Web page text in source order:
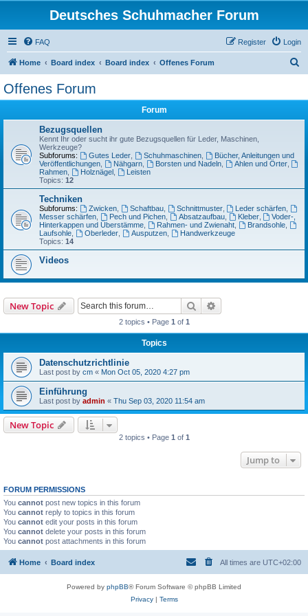
Deutsches Schuhmacher Forum
FAQ Login
Register
Home Board index Board index Offenes Forum
Offenes Forum
Forum
Bezugsquellen
Kennt Ihr oder sucht ihr gute Bezugsquellen für Leder, Maschinen,
Werkzeuge?
Subforums:
Gutes Leder, Schuhmaschinen,
Bücher, Anleitungen und
Veröffentlichungen
Nähgarn, Borsten und Nadeln, Ahlen und Örter,
Rahmen
Holznägel,
Leisten
Topics: 12
Techniken
Subforums: Zwicken, Schaftbau, Schnittmuster, Leder schärfen
Messer schärfen
Pech und Pichen, Absatzaufbau, Kleber,
Voder-,
Hinterkappen und Überstämme
Rahmen- und Zwienaht, Brandsohle,
Laufsohle
Oberleder, Ausputzen,
Handwerkzeuge
Topics: 14
Videos
New Topic Search
2 topics • Page 1 of 1
Topics
Datenschutzrichtlinie
Last post by cm « Mon Oct 05, 2020 4:27 pm
Einführung
Last post by admin « Thu Sep 03, 2020 11:54 am
New Topic
2 topics • Page 1 of 1
Jump to
FORUM PERMISSIONS
You cannot post new topics in this forum
You cannot reply to topics in this forum
You cannot edit your posts in this forum
You cannot delete your posts in this forum
You cannot post attachments in this forum
Home Board index All times are UTC+02:00
Powered by phpBB® Forum Software © phpBB Limited
Privacy| Terms